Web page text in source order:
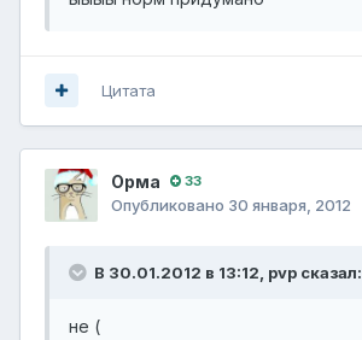
Цитата
Орма 33
Опубликовано 30 января, 2012
В 30.01.2012 в 13:12, pvp сказал:
не (